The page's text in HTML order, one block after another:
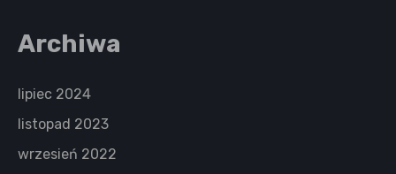
Archiwa
lipiec 2024
listopad 2023
wrzesień 2022